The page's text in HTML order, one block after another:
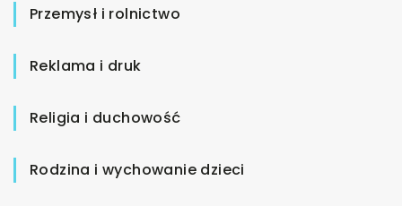
Przemysł i rolnictwo
Reklama i druk
Religia i duchowość
Rodzina i wychowanie dzieci